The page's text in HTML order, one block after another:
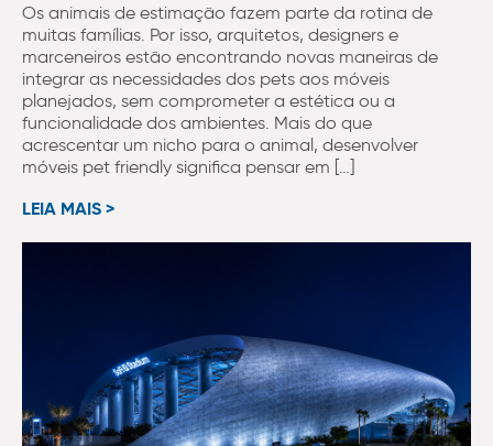
Os animais de estimação fazem parte da rotina de
muitas famílias. Por isso, arquitetos, designers e
marceneiros estão encontrando novas maneiras de
integrar as necessidades dos pets aos móveis
planejados, sem comprometer a estética ou a
funcionalidade dos ambientes. Mais do que
acrescentar um nicho para o animal, desenvolver
móveis pet friendly significa pensar em […]
LEIA MAIS >